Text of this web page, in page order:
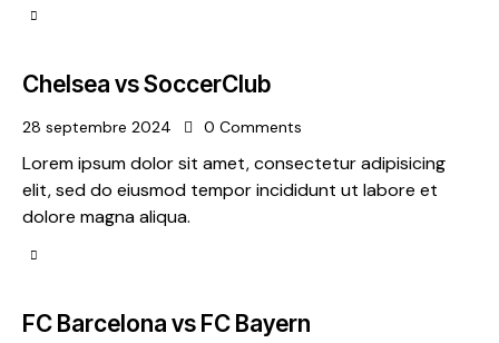
Chelsea vs SoccerClub
28 septembre 2024 0 Comments
Lorem ipsum dolor sit amet, consectetur adipisicing
elit, sed do eiusmod tempor incididunt ut labore et
dolore magna aliqua.
FC Barcelona vs FC Bayern